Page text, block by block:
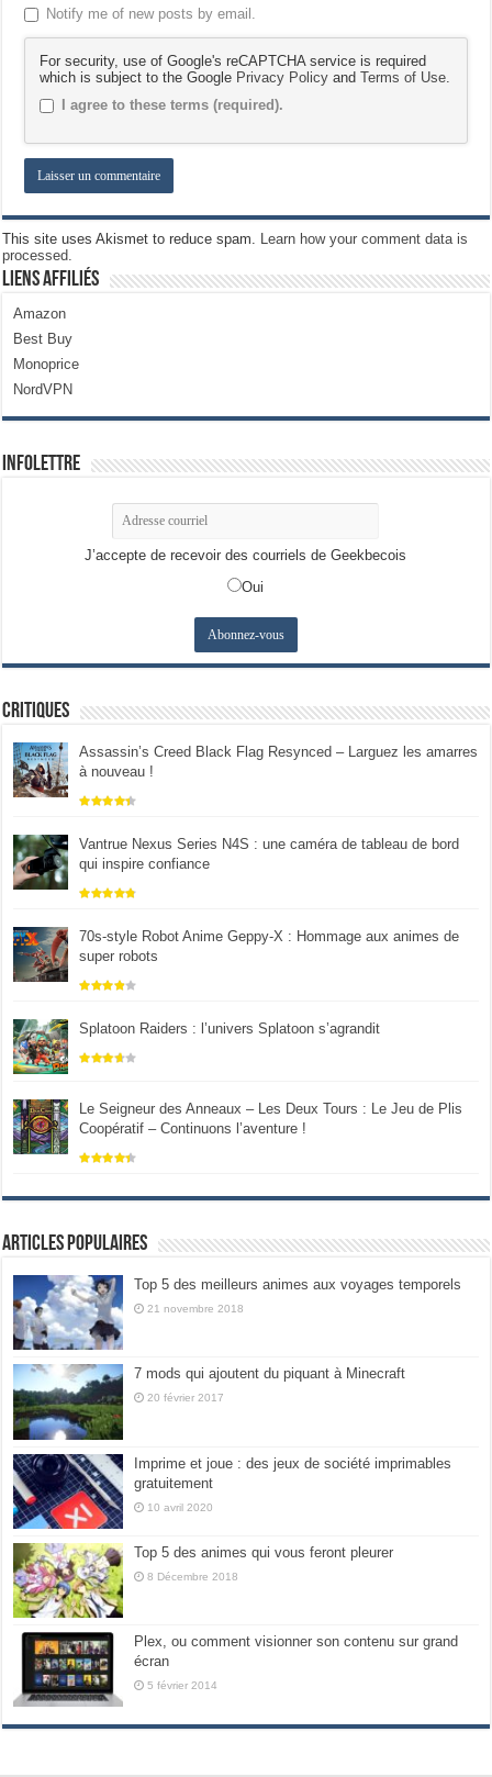
Notify me of new posts by email.
For security, use of Google's reCAPTCHA service is required
which is subject to the Google Privacy Policy andTerms of Use.
I agree to these terms (required).
This site uses Akismet to reduce spam. Learn how your comment data is
processed.
Liens Affiliés
Amazon
Best Buy
Monoprice
NordVPN
Infolettre
J’accepte de recevoir des courriels de Geekbecois
Oui
Critiques
Assassin’s Creed Black Flag Resynced – Larguez les amarres
à nouveau !
Vantrue Nexus Series N4S : une caméra de tableau de bord
qui inspire confiance
70s-style Robot Anime Geppy-X : Hommage aux animes de
super robots
Splatoon Raiders : l’univers Splatoon s’agrandit
Le Seigneur des Anneaux – Les Deux Tours : Le Jeu de Plis
Coopératif – Continuons l’aventure !
Articles populaires
Top 5 des meilleurs animes aux voyages temporels
21 novembre 2018
7 mods qui ajoutent du piquant à Minecraft
20 février 2017
Imprime et joue : des jeux de société imprimables
gratuitement
10 avril 2020
Top 5 des animes qui vous feront pleurer
8 Décembre 2018
Plex, ou comment visionner son contenu sur grand
écran
5 février 2014